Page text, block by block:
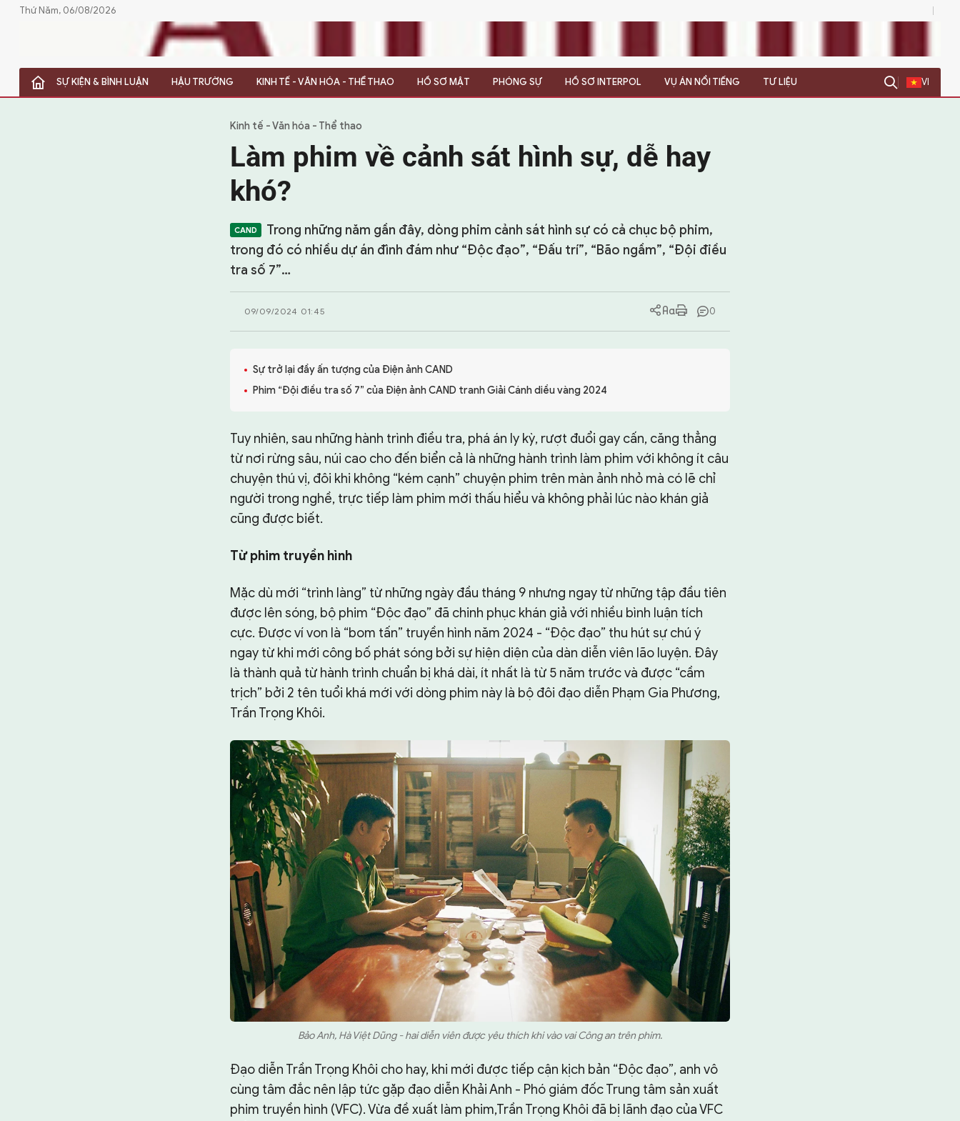
Thứ Năm, 06/08/2026
SỰ KIỆN & BÌNH LUẬN HẬU TRƯỜNG KINH TẾ - VĂN HÓA - THỂ THAO HỒ SƠ MẬT PHÓNG SỰ HỒ SƠ INTERPOL VỤ ÁN NỔI TIẾNG TƯ LIỆU VI
SỰ KIỆN & BÌNH LUẬN
Kinh tế - Văn hóa - Thể thao
Làm phim về cảnh sát hình sự, dễ hay
khó?
Trong những năm gần đây, dòng phim cảnh sát hình sự có cả chục bộ phim,
trong đó có nhiều dự án đình đám như “Độc đạo”, “Đấu trí”, “Bão ngầm”, “Đội điều
tra số 7”…
09/09/2024 01:45 0
Sự trở lại đầy ấn tượng của Điện ảnh CAND
Phim “Đội điều tra số 7” của Điện ảnh CAND tranh Giải Cánh diều vàng 2024
Tuy nhiên, sau những hành trình điều tra, phá án ly kỳ, rượt đuổi gay cấn, căng thẳng
từ nơi rừng sâu, núi cao cho đến biển cả là những hành trình làm phim với không ít câu
chuyện thú vị, đôi khi không “kém cạnh” chuyện phim trên màn ảnh nhỏ mà có lẽ chỉ
người trong nghề, trực tiếp làm phim mới thấu hiểu và không phải lúc nào khán giả
cũng được biết.
Từ phim truyền hình
Mặc dù mới “trình làng” từ những ngày đầu tháng 9 nhưng ngay từ những tập đầu tiên
được lên sóng, bộ phim “Độc đạo” đã chinh phục khán giả với nhiều bình luận tích
cực. Được ví von là “bom tấn” truyền hình năm 2024 - “Độc đạo” thu hút sự chú ý
ngay từ khi mới công bố phát sóng bởi sự hiện diện của dàn diễn viên lão luyện. Đây
là thành quả từ hành trình chuẩn bị khá dài, ít nhất là từ 5 năm trước và được “cầm
trịch” bởi 2 tên tuổi khá mới với dòng phim này là bộ đôi đạo diễn Phạm Gia Phương,
Trần Trọng Khôi.
Bảo Anh, Hà Việt Dũng - hai diễn viên được yêu thích khi vào vai Công an trên phim.
Đạo diễn Trần Trọng Khôi cho hay, khi mới được tiếp cận kịch bản “Độc đạo”, anh vô
cùng tâm đắc nên lập tức gặp đạo diễn Khải Anh - Phó giám đốc Trung tâm sản xuất
phim truyền hình (VFC). Vừa đề xuất làm phim,Trần Trọng Khôi đã bị lãnh đạo của VFC